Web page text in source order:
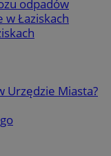
odpadów
w Łaziskach
Urzędzie Miasta?